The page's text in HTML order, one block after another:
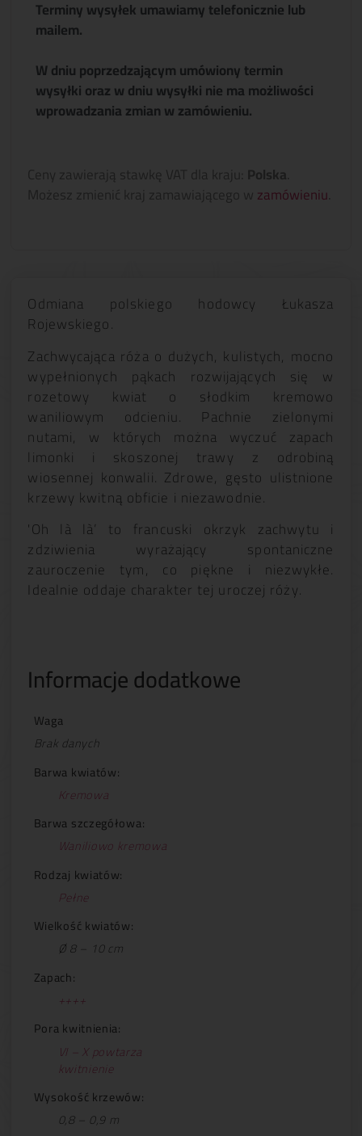
Terminy wysyłek umawiamy telefonicznie lub
mailem.
W dniu poprzedzającym umówiony termin
wysyłki oraz w dniu wysyłki nie ma możliwości
wprowadzania zmian w zamówieniu.
Ceny zawierają stawkę VAT dla kraju: Polska
Możesz zmienić kraj zamawiającego wzamówieniu
Odmiana polskiego hodowcy Łukasza
Rojewskiego.
Zachwycająca róża o dużych, kulistych, mocno
wypełnionych pąkach rozwijających się w
rozetowy kwiat o słodkim kremowo
waniliowym odcieniu. Pachnie zielonymi
nutami, w których można wyczuć zapach
limonki i skoszonej trawy z odrobiną
wiosennej konwalii. Zdrowe, gęsto ulistnione
krzewy kwitną obficie i niezawodnie.
'Oh là là’ to francuski okrzyk zachwytu i
zdziwienia wyrażający spontaniczne
zauroczenie tym, co piękne i niezwykłe.
Idealnie oddaje charakter tej uroczej róży.
Informacje dodatkowe
Waga
Brak danych
Barwa kwiatów:
Kremowa
Barwa szczegółowa:
Waniliowo kremowa
Rodzaj kwiatów:
Pełne
Wielkość kwiatów:
Ø 8 – 10 cm
Zapach:
++++
Pora kwitnienia:
VI – X powtarza
kwitnienie
Wysokość krzewów:
0,8 – 0,9 m